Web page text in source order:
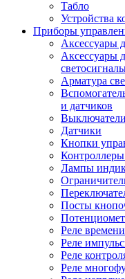
Табло
Устройства
Приборы
Аксессуары
Аксессуары
Арматура
и датчиков
Датчики
Кнопки
Лампы
Посты
Реле времени
Реле
Реле
Реле